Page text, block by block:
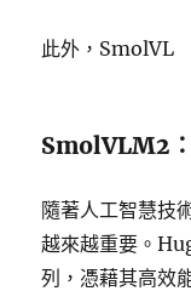
此外，SmolVL
SmolVLM2
隨著人工智慧技
越來越重要。
列，憑藉其高效